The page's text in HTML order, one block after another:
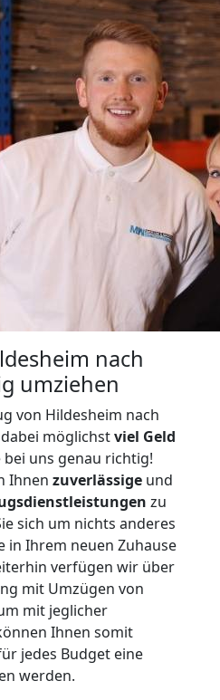
nach
umziehen
von Hildesheim nach
möglichstviel Geld
bei uns genau richtig!
Ihnen zuverlässige und
zu
sich um nichts anderes
in Ihrem neuen Zuhause
verfügen wir über
mit Umzügen von
mit jeglicher
Ihnen somit
jedes Budget eine
werden.